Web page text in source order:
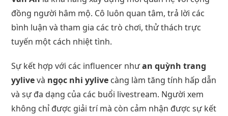
đồng người hâm mộ. Cô luôn quan tâm, trả lời các
bình luận và tham gia các trò chơi, thử thách trực
tuyến một cách nhiệt tình.
Sự kết hợp với các influencer nhưan quỳnh trang
yylivevà ngọc nhi yylive càng làm tăng tính hấp dẫn
và sự đa dạng của các buổi livestream. Người xem
không chỉ được giải trí mà còn cảm nhận được sự kết